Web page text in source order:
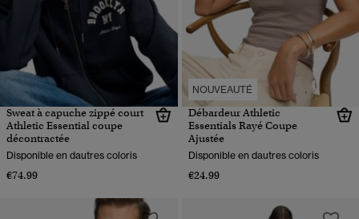
Sweat à capuche zippé court
Athletic Essential coupe
décontractée
Disponible en dautres coloris
€74.99
NOUVEAUTÉ
Débardeur Athletic
Essentials Rayé Coupe
Ajustée
Disponible en dautres coloris
€24.99